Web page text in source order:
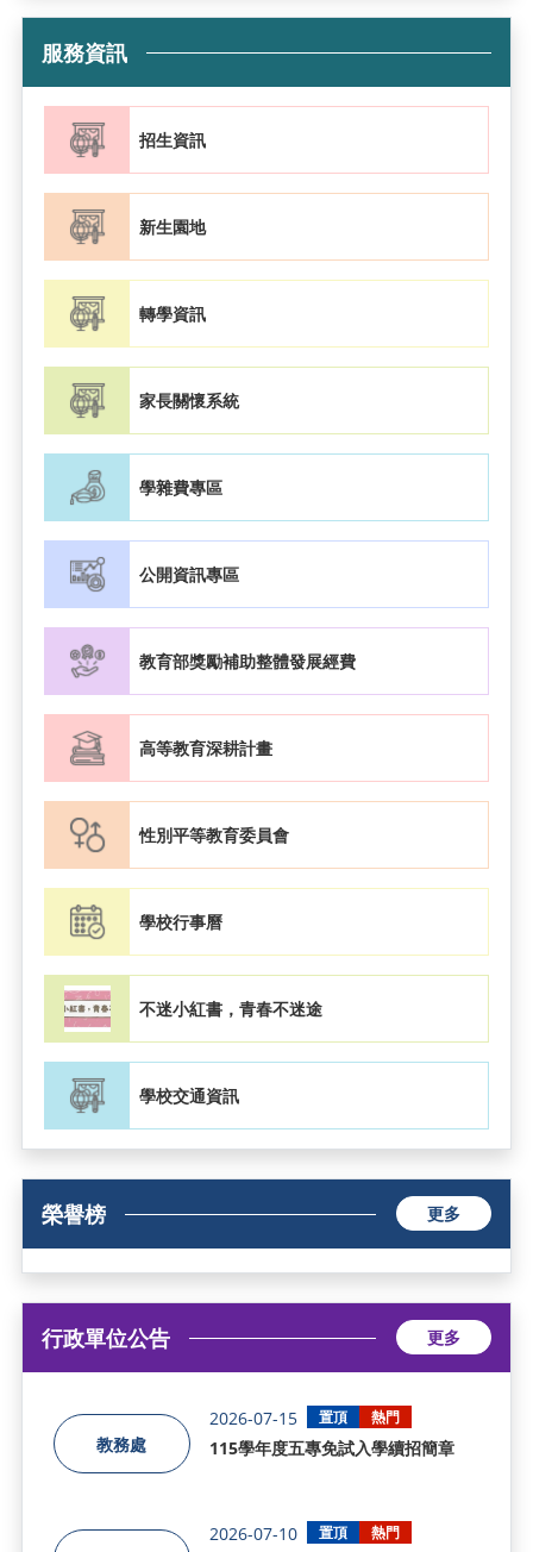
服務資訊
招生資訊
新生園地
轉學資訊
家長關懷系統
學雜費專區
公開資訊專區
教育部獎勵補助整體發展經費
高等教育深耕計畫
性別平等教育委員會
學校行事曆
不迷小紅書，青春不迷途
學校交通資訊
榮譽榜 更多
行政單位公告 更多
教務處
2026-07-15 置頂 熱門
115學年度五專免試入學續招簡章
2026-07-10 置頂 熱門